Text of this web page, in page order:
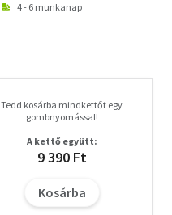
4 - 6 munkanap
Tedd kosárba mindkettőt egy
gombnyomással!
A kettő együtt:
9 390 Ft
Kosárba